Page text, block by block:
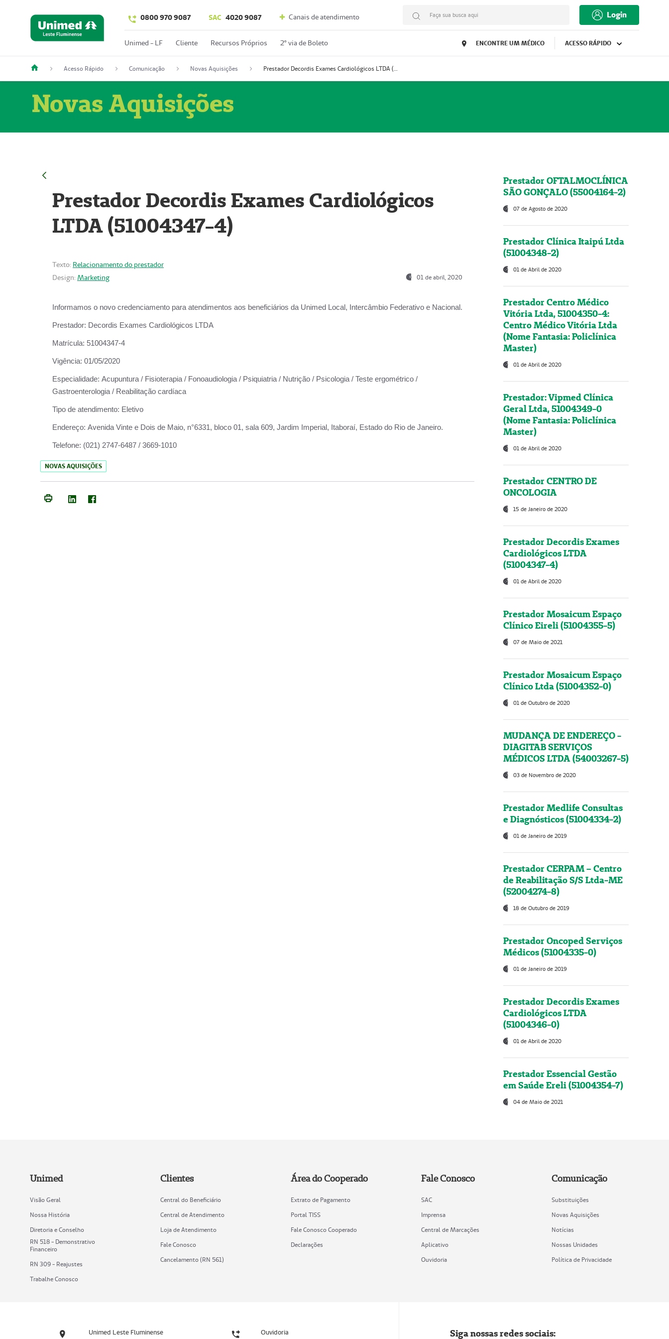
0800 970 9087 SAC 4020 9087 Canais de atendimento Faça sua busca aqui Login
Unimed - LF Cliente Recursos Próprios 2º via de Boleto ENCONTRE UM MÉDICO ACESSO RÁPIDO
Acesso Rápido Comunicação Novas Aquisições Prestador Decordis Exames Cardiológicos LTDA (51004347-4)
Novas Aquisições
Prestador Decordis Exames Cardiológicos
LTDA (51004347-4)
Texto: Relacionamento do prestador
Design: Marketing 01 de abril, 2020
Informamos o novo credenciamento para atendimentos aos beneficiários da Unimed Local, Intercâmbio Federativo e Nacional.
Prestador: Decordis Exames Cardiológicos LTDA
Matrícula: 51004347-4
Vigência: 01/05/2020
Especialidade: Acupuntura / Fisioterapia / Fonoaudiologia / Psiquiatria / Nutrição / Psicologia / Teste ergométrico /
Gastroenterologia / Reabilitação cardíaca
Tipo de atendimento: Eletivo
Endereço: Avenida Vinte e Dois de Maio, n°6331, bloco 01, sala 609, Jardim Imperial, Itaboraí, Estado do Rio de Janeiro.
Telefone: (021) 2747-6487 / 3669-1010
NOVAS AQUISIÇÕES
Prestador OFTALMOCLÍNICA
SÃO GONÇALO (55004164-2)
07 de Agosto de 2020
Prestador Clínica Itaipú Ltda
(51004348-2)
01 de Abril de 2020
Prestador Centro Médico
Vitória Ltda, 51004350-4:
Centro Médico Vitória Ltda
(Nome Fantasia: Policlínica
Master)
01 de Abril de 2020
Prestador: Vipmed Clínica
Geral Ltda, 51004349-0
(Nome Fantasia: Policlínica
Master)
01 de Abril de 2020
Prestador CENTRO DE
ONCOLOGIA
15 de Janeiro de 2020
Prestador Decordis Exames
Cardiológicos LTDA
(51004347-4)
01 de Abril de 2020
Prestador Mosaicum Espaço
Clínico Eireli (51004355-5)
07 de Maio de 2021
Prestador Mosaicum Espaço
Clínico Ltda (51004352-0)
01 de Outubro de 2020
MUDANÇA DE ENDEREÇO -
DIAGITAB SERVIÇOS
MÉDICOS LTDA (54003267-5)
03 de Novembro de 2020
Prestador Medlife Consultas
e Diagnósticos (51004334-2)
01 de Janeiro de 2019
Prestador CERPAM – Centro
de Reabilitação S/S Ltda-ME
(52004274-8)
18 de Outubro de 2019
Prestador Oncoped Serviços
Médicos (51004335-0)
01 de Janeiro de 2019
Prestador Decordis Exames
Cardiológicos LTDA
(51004346-0)
01 de Abril de 2020
Prestador Essencial Gestão
em Saúde Ereli (51004354-7)
04 de Maio de 2021
Unimed
Visão Geral
Nossa História
Diretoria e Conselho
RN 518 - Demonstrativo
Financeiro
RN 309 - Reajustes
Trabalhe Conosco
Clientes
Central do Beneficiário
Central de Atendimento
Loja de Atendimento
Fale Conosco
Cancelamento (RN 561)
Área do Cooperado
Extrato de Pagamento
Portal TISS
Fale Conosco Cooperado
Declarações
Fale Conosco
SAC
Imprensa
Central de Marcações
Aplicativo
Ouvidoria
Comunicação
Substituições
Novas Aquisições
Notícias
Nossas Unidades
Política de Privacidade
Unimed Leste Fluminense Ouvidoria Siga nossas redes sociais: